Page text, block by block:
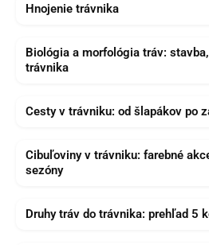
Hnojenie trávnika
Biológia a morfológia tráv:
trávnika
Cesty v trávniku: od šlapákov po
Cibuľoviny v trávniku: farebné
sezóny
Druhy tráv do trávnika: prehľad 5